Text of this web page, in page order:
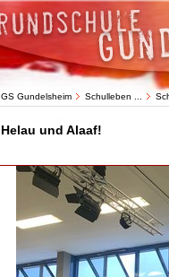
GS Gundelsheim Schulleben ...
Helau und Alaaf!